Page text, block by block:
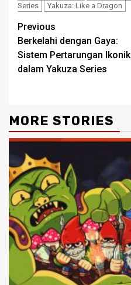
Series
Yakuza: Like a Dragon
Continue
Reading
Previous
Berkelahi dengan Gaya:
Sistem Pertarungan Ikonik
dalam Yakuza Series
MORE STORIES